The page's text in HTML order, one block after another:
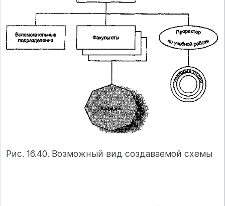
Рис. 16.40. Возможный вид создаваемой схемы